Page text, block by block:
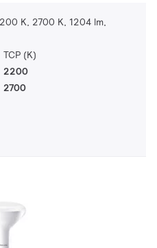
K, 2700 K, 1204 lm,
TCP (K)
2200
2700